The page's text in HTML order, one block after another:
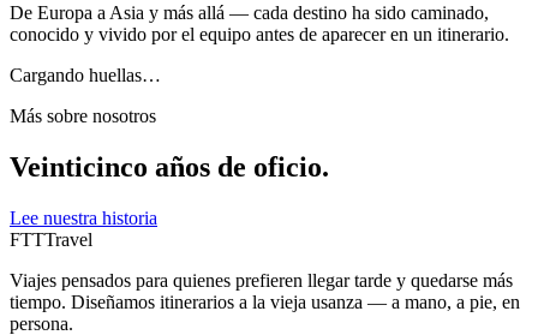
De Europa a Asia y más allá — cada destino ha sido caminado,
conocido y vivido por el equipo antes de aparecer en un itinerario.
Cargando huellas…
Más sobre nosotros
Veinticinco años de oficio.
Lee nuestra historia
FTTTravel
Viajes pensados para quienes prefieren llegar tarde y quedarse más
tiempo. Diseñamos itinerarios a la vieja usanza — a mano, a pie, en
persona.